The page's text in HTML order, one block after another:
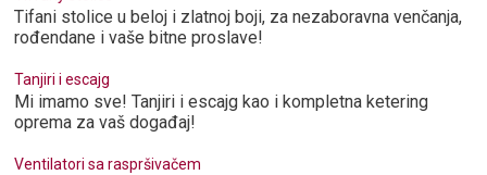
Tifani stolice u beloj i zlatnoj boji, za nezaboravna venčanja,
rođendane i vaše bitne proslave!
Tanjiri i escajg
Mi imamo sve! Tanjiri i escajg kao i kompletna ketering
oprema za vaš događaj!
Ventilatori sa raspršivačem